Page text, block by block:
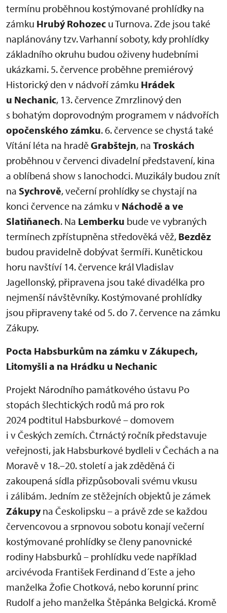
termínu proběhnou kostýmované prohlídky na
zámku Hrubý Rohozec u Turnova. Zde jsou také
naplánovány tzv. Varhanní soboty, kdy prohlídky
základního okruhu budou oživeny hudebními
ukázkami. 5. července proběhne premiérový
Historický den v nádvoří zámku Hrádek
u Nechanic, 13. července Zmrzlinový den
s bohatým doprovodným programem v nádvořích
opočenského zámku. 6. července se chystá také
Vítání léta na hraděGrabštejn, na Troskách
proběhnou v červenci divadelní představení, kina
a oblíbená show s lanochodci. Muzikály budou znít
na Sychrově, večerní prohlídky se chystají na
konci července na zámku v Náchodě a ve
Slatiňanech. Na Lemberku bude ve vybraných
termínech zpřístupněna středověká věž, Bezděz
budou pravidelně dobývat šermíři. Kunětickou
horu navštíví 14. července král Vladislav
Jagellonský, připravena jsou také divadélka pro
nejmenší návštěvníky. Kostýmované prohlídky
jsou připraveny také od 5. do 7. července na zámku
Zákupy.
Pocta Habsburkům na zámku v Zákupech,
Litomyšli a na Hrádku u Nechanic
Projekt Národního památkového ústavu Po
stopách šlechtických rodů má pro rok
2024 podtitul Habsburkové – domovem
i v Českých zemích. Čtrnáctý ročník představuje
veřejnosti, jak Habsburkové bydleli v Čechách a na
Moravě v 18.–20. století a jak zděděná či
zakoupená sídla přizpůsobovali svému vkusu
i zálibám. Jedním ze stěžejních objektů je zámek
Zákupyna Českolipsku – a právě zde se každou
červencovou a srpnovou sobotu konají večerní
kostýmované prohlídky se členy panovnické
rodiny Habsburků – prohlídku vede například
arcivévoda František Ferdinand d´Este a jeho
manželka Žofie Chotková, nebo korunní princ
Rudolf a jeho manželka Štěpánka Belgická. Kromě